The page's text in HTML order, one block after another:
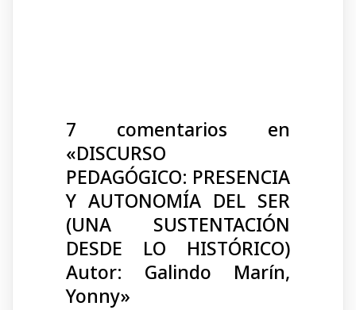
7 comentarios en
«DISCURSO
PEDAGÓGICO: PRESENCIA
Y AUTONOMÍA DEL SER
(UNA SUSTENTACIÓN
DESDE LO HISTÓRICO)
Autor: Galindo Marín,
Yonny»